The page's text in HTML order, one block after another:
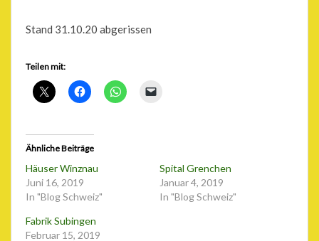
Stand 31.10.20 abgerissen
Teilen mit:
Ähnliche Beiträge
Häuser Winznau
Juni 16, 2019
In "Blog Schweiz"
Spital Grenchen
Januar 4, 2019
In "Blog Schweiz"
Fabrik Subingen
Februar 15, 2019